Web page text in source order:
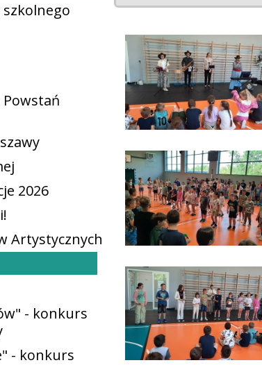
2026
Artystycznych
- konkurs
- konkurs